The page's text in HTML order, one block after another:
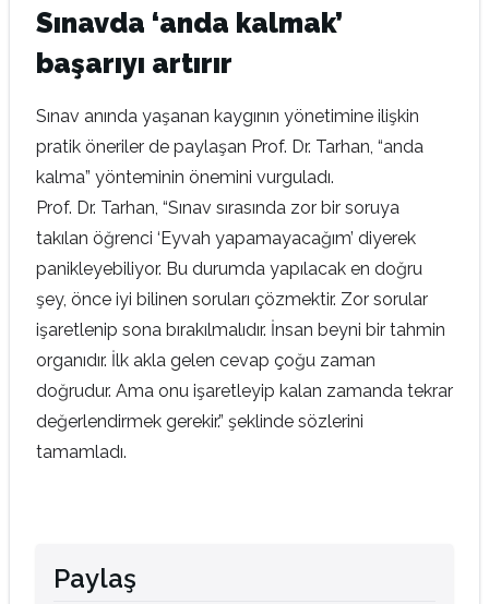
Sınavda ‘anda kalmak’
başarıyı artırır
Sınav anında yaşanan kaygının yönetimine ilişkin
pratik öneriler de paylaşan Prof. Dr. Tarhan, “anda
kalma” yönteminin önemini vurguladı.
Prof. Dr. Tarhan, “Sınav sırasında zor bir soruya
takılan öğrenci ‘Eyvah yapamayacağım’ diyerek
panikleyebiliyor. Bu durumda yapılacak en doğru
şey, önce iyi bilinen soruları çözmektir. Zor sorular
işaretlenip sona bırakılmalıdır. İnsan beyni bir tahmin
organıdır. İlk akla gelen cevap çoğu zaman
doğrudur. Ama onu işaretleyip kalan zamanda tekrar
değerlendirmek gerekir.” şeklinde sözlerini
tamamladı.
Paylaş